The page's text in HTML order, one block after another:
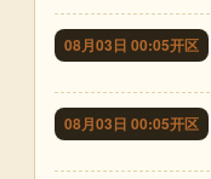
08月03日 00:05开区
08月03日 00:05开区